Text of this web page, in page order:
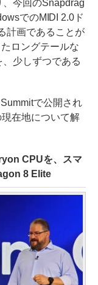
今回のSnapdrag
でのMIDI 2.0ド
計画であることが
ロングテールな
少しずつである
で公開され
在地について解
CPUを、スマ
8 Elite